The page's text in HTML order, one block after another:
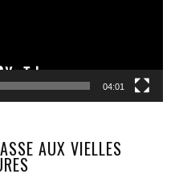
04:01
AUX VIELLES